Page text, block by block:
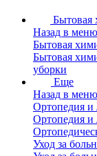
Бытовая
Назад в меню
Бытовая
Бытовая
уборки
Еще
Назад в меню
Ортопедия и
Ортопедия и
Уход за